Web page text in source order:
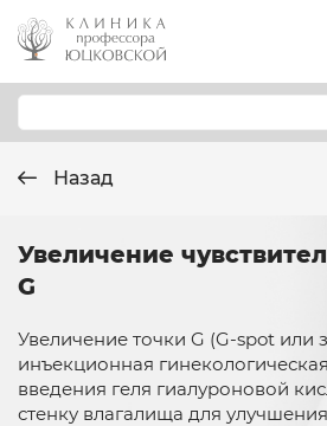
Назад
Увеличение
G
Увеличение точки G (G-spot или
инъекционная
введения геля гиалуроновой
стенку влагалища для